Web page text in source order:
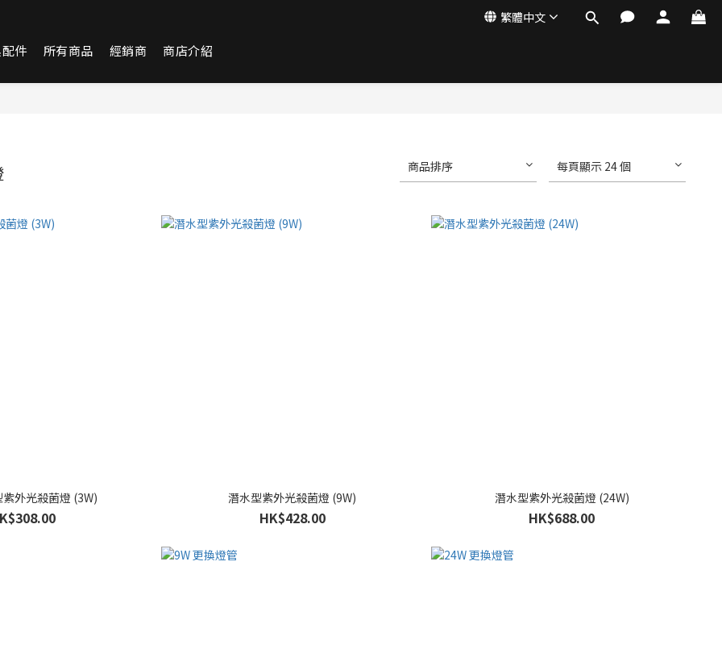
繁體中文
件 所有商品 經銷商 商店介紹
商品排序 每頁顯示 24 個
外光殺菌燈 (3W) 潛水型紫外光殺菌燈 (9W)
HK$428.00
潛水型紫外光殺菌燈 (24W)
HK$688.00